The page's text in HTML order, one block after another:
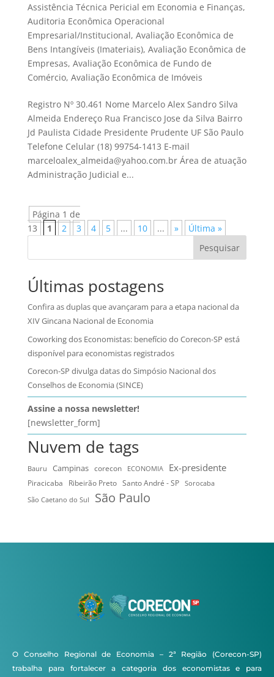
Assistência Técnica Pericial em Economia e Finanças,
Auditoria Econômica Operacional
Empresarial/Institucional, Avaliação Econômica de
Bens Intangíveis (Imateriais), Avaliação Econômica de
Empresas, Avaliação Econômica de Fundo de
Comércio, Avaliação Econômica de Imóveis
Registro Nº 30.461 Nome Marcelo Alex Sandro Silva
Almeida Endereço Rua Francisco Jose da Silva Bairro
Jd Paulista Cidade Presidente Prudente UF São Paulo
Telefone Celular (18) 99754-1413 E-mail
marceloalex_almeida@yahoo.com.br Área de atuação
Administração Judicial e...
Página 1 de
13
1 2 3 4 5 ... 10 ... »
Última »
Pesquisar
Últimas postagens
Confira as duplas que avançaram para a etapa nacional da
XIV Gincana Nacional de Economia
Coworking dos Economistas: benefício do Corecon-SP está
disponível para economistas registrados
Corecon-SP divulga datas do Simpósio Nacional dos
Conselhos de Economia (SINCE)
Assine a nossa newsletter!
[newsletter_form]
Nuvem de tags
Bauru Campinas corecon ECONOMIA Ex-presidente
Piracicaba Ribeirão Preto Santo André - SP
Sorocaba
São Caetano do Sul
São Paulo
O Conselho Regional de Economia – 2ª Região (Corecon-SP)
trabalha para fortalecer a categoria dos economistas e para